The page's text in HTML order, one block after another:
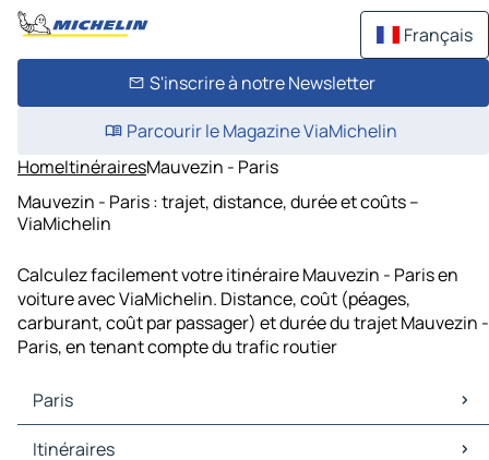
Français
S'inscrire à notre Newsletter
Parcourir le Magazine ViaMichelin
HomeItinérairesMauvezin - Paris
Mauvezin - Paris : trajet, distance, durée et coûts –
ViaMichelin
Calculez facilement votre itinéraire Mauvezin - Paris en
voiture avec ViaMichelin. Distance, coût (péages,
carburant, coût par passager) et durée du trajet Mauvezin -
Paris, en tenant compte du trafic routier
Paris
Paris Cartes et plans
Itinéraires